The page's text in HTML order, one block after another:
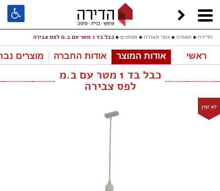
הדירה תאורה גופי תאורה ספוטים כבל בד 1 מטר עם ב.מ לפס צבירה
ראשי אודות המוצר אודות החברה מוצרים
כבל בד 1 מטר עם ב.מ
לפס צבירה